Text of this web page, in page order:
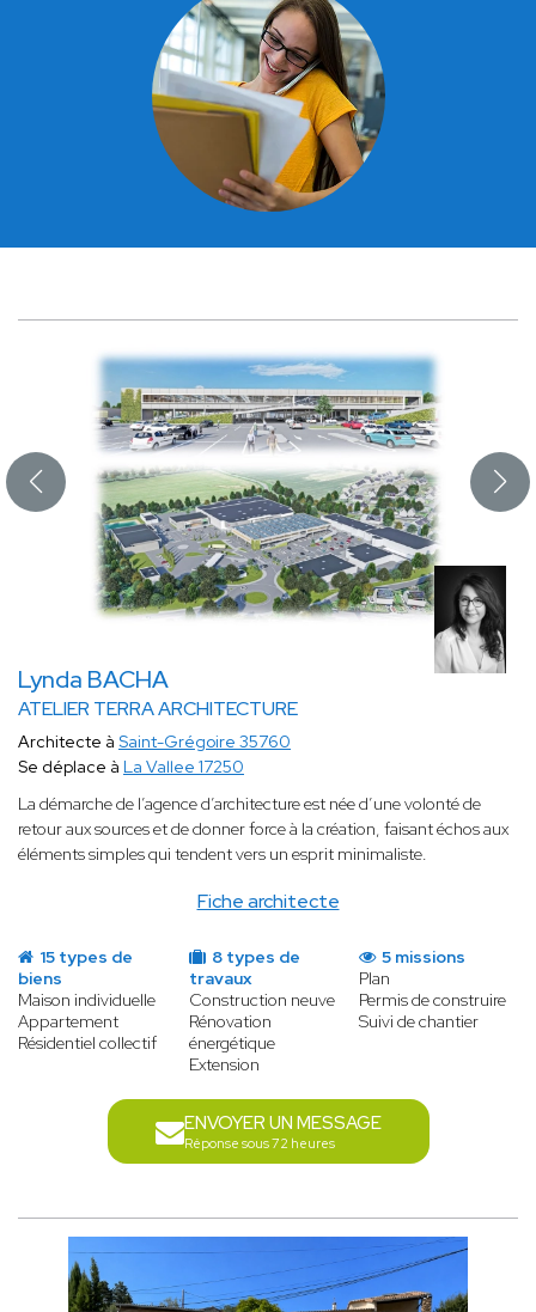
Lynda BACHA
ATELIER TERRA ARCHITECTURE
Fiche architecte
Architecte à Saint-Grégoire 35760
Se déplace à La Vallee 17250
La démarche de l’agence d’architecture est née d’une volonté de
retour aux sources et de donner force à la création, faisant échos aux
éléments simples qui tendent vers un esprit minimaliste.
15 types de
biens
Maison individuelle
Appartement
Résidentiel collectif
8 types de
travaux
Construction neuve
Rénovation
énergétique
Extension
5 missions
Plan
Permis de construire
Suivi de chantier
ENVOYER UN MESSAGE
Réponse sous 72 heures